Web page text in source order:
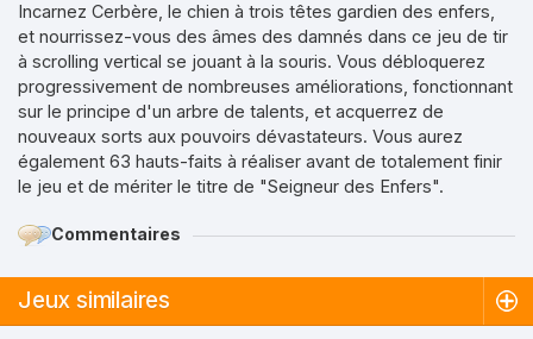
Incarnez Cerbère, le chien à trois têtes gardien des enfers,
et nourrissez-vous des âmes des damnés dans ce jeu de tir
à scrolling vertical se jouant à la souris. Vous débloquerez
progressivement de nombreuses améliorations, fonctionnant
sur le principe d'un arbre de talents, et acquerrez de
nouveaux sorts aux pouvoirs dévastateurs. Vous aurez
également 63 hauts-faits à réaliser avant de totalement finir
le jeu et de mériter le titre de "Seigneur des Enfers".
Commentaires
Jeux similaires